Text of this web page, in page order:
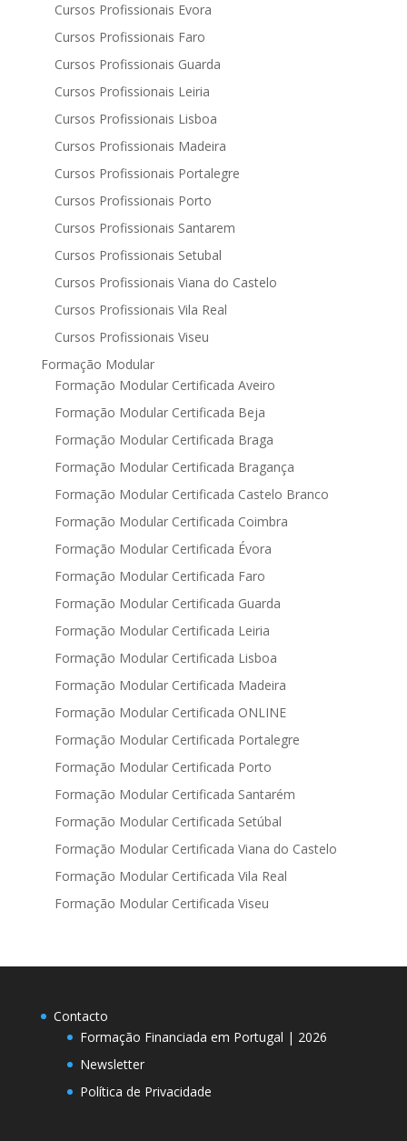
Cursos Profissionais Evora
Cursos Profissionais Faro
Cursos Profissionais Guarda
Cursos Profissionais Leiria
Cursos Profissionais Lisboa
Cursos Profissionais Madeira
Cursos Profissionais Portalegre
Cursos Profissionais Porto
Cursos Profissionais Santarem
Cursos Profissionais Setubal
Cursos Profissionais Viana do Castelo
Cursos Profissionais Vila Real
Cursos Profissionais Viseu
Formação Modular
Formação Modular Certificada Aveiro
Formação Modular Certificada Beja
Formação Modular Certificada Braga
Formação Modular Certificada Bragança
Formação Modular Certificada Castelo Branco
Formação Modular Certificada Coimbra
Formação Modular Certificada Évora
Formação Modular Certificada Faro
Formação Modular Certificada Guarda
Formação Modular Certificada Leiria
Formação Modular Certificada Lisboa
Formação Modular Certificada Madeira
Formação Modular Certificada ONLINE
Formação Modular Certificada Portalegre
Formação Modular Certificada Porto
Formação Modular Certificada Santarém
Formação Modular Certificada Setúbal
Formação Modular Certificada Viana do Castelo
Formação Modular Certificada Vila Real
Formação Modular Certificada Viseu
Contacto
Formação Financiada em Portugal | 2026
Newsletter
Política de Privacidade